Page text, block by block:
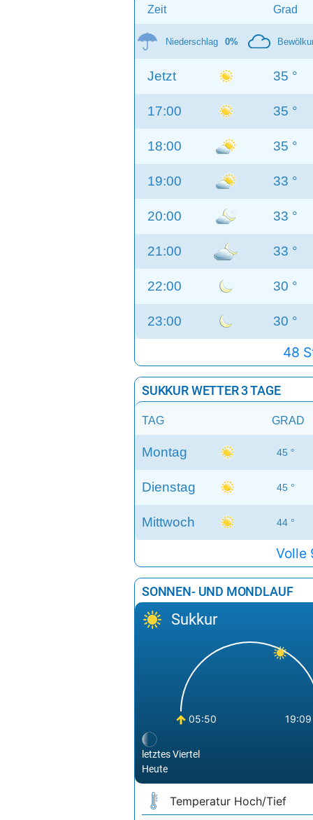
Zeit Grad
Niederschlag 0%
Jetzt 35 °
17:00 35 °
18:00 35 °
19:00 33 °
20:00 33 °
21:00 33 °
22:00 30 °
23:00 30 °
48
SUKKUR WETTER 3 TAGE
TAG GRAD
Montag 45 °
Dienstag 45 °
Mittwoch 44 °
Volle
SONNEN- UND MONDLAUF
Sukkur
05:50 19:09
letztes Viertel
Heute
Temperatur Hoch/Tief